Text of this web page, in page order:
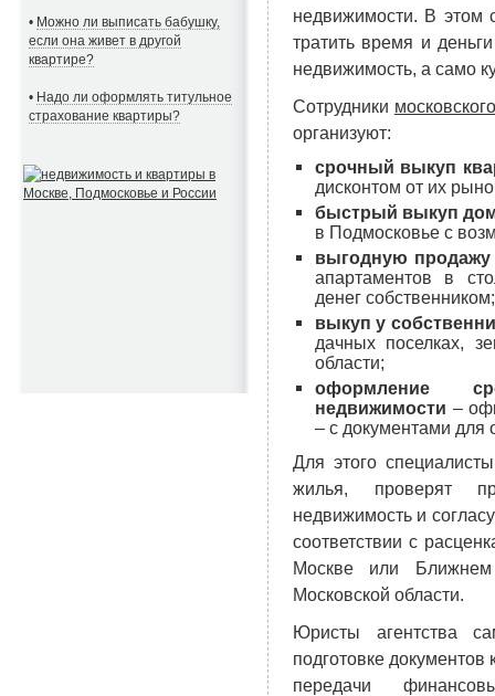
• Можно ли выписать бабушку,
если она живет в другой
квартире?
• Надо ли оформлять титульное
страхование квартиры?
недвижимости. В этом
тратить время и
недвижимость, а само
Сотрудники
организуют:
срочный выкуп
дисконтом от их
быстрый выкуп
в Подмосковье с
выгодную
апартаментов в
денег собственником;
выкуп у
дачных поселках,
области;
оформление
недвижимости –
– с документами для
Для этого
жилья, проверят
недвижимость и
соответствии с
Москве или Ближнем
Московской области.
Юристы агентства
подготовке документов
передачи